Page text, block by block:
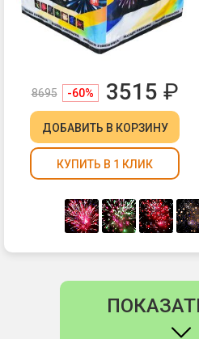
8695 -60% 3515 ₽
ДОБАВИТЬ В КОРЗИНУ
КУПИТЬ В 1 КЛИК